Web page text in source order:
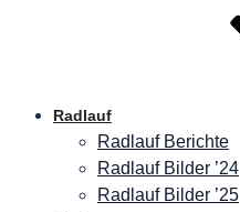
Radlauf
Radlauf Berichte
Radlauf Bilder ’24
Radlauf Bilder ’25